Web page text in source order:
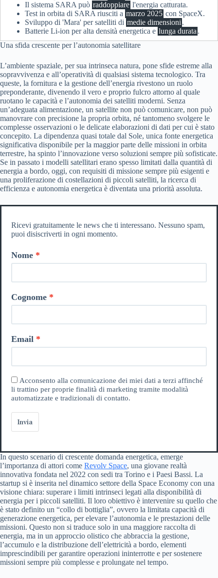
Il sistema SARA può raddoppiare l'energia catturata.
Test in orbita di SARA riusciti a marzo 2025 con SpaceX.
Sviluppo di 'Mara' per satelliti di medie dimensioni .
Batterie Li-ion per alta densità energetica e lunga durata .
Una sfida crescente per l’autonomia satellitare
L’ambiente spaziale, per sua intrinseca natura, pone sfide estreme alla
sopravvivenza e all’operatività di qualsiasi sistema tecnologico. Tra
queste, la fornitura e la gestione dell’energia rivestono un ruolo
preponderante, divenendo il vero e proprio fulcro attorno al quale
ruotano le capacità e l’autonomia dei satelliti moderni. Senza
un’adeguata alimentazione, un satellite non può comunicare, non può
manovrare con precisione la propria orbita, né tantomeno svolgere le
complesse osservazioni o le delicate elaborazioni di dati per cui è stato
concepito. La dipendenza quasi totale dal Sole, unica fonte energetica
significativa disponibile per la maggior parte delle missioni in orbita
terrestre, ha spinto l’innovazione verso soluzioni sempre più sofisticate.
Se in passato i modelli satellitari erano spesso limitati dalla quantità di
energia a bordo, oggi, con requisiti di missione sempre più esigenti e
una proliferazione di costellazioni di piccoli satelliti, la ricerca di
efficienza e autonomia energetica è diventata una priorità assoluta.
Ricevi gratuitamente le news che ti interessano. Nessuno spam,
puoi disiscriverti in ogni momento.
Nome
Cognome
Email
Acconsento alla comunicazione dei miei dati a terzi affinché
li trattino per proprie finalità di marketing tramite modalità
automatizzate e tradizionali di contatto.
Invia
In questo scenario di crescente domanda energetica, emerge
l’importanza di attori come Revolv Space, una giovane realtà
innovativa fondata nel 2022 con sedi tra Torino e i Paesi Bassi. La
startup si è inserita nel dinamico settore della Space Economy con una
visione chiara: superare i limiti intrinseci legati alla disponibilità di
energia per i piccoli satelliti. Il loro obiettivo è intervenire su quello che
è stato definito un “collo di bottiglia”, ovvero la limitata capacità di
generazione energetica, per elevare l’autonomia e le prestazioni delle
missioni. Questo non si traduce solo in una maggiore raccolta di
energia, ma in un approccio olistico che abbraccia la gestione,
l’accumulo e la distribuzione dell’elettricità a bordo, elementi
imprescindibili per garantire operazioni ininterrotte e per sostenere
missioni sempre più complesse e prolungate nel tempo.